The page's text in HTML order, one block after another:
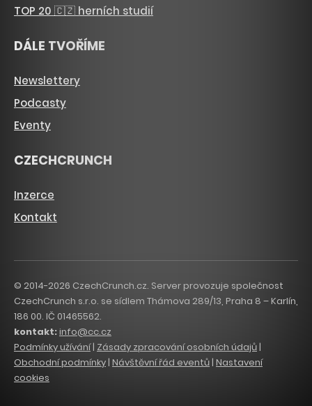
TOP 20 🇨🇿 herních studií
DÁLE TVOŘÍME
Newslettery
Podcasty
Eventy
CZECHCRUNCH
Inzerce
Kontakt
© 2014-2026 CzechCrunch.cz. Server provozuje společnost
CzechCrunch s.r.o. se sídlem Thámova 289/13, Praha 8 – Karlín,
186 00. IČ 01465562.
kontakt:info@cc.cz
Podmínky užívání| Zásady zpracování osobních údajů|
Obchodní podmínky| Návštěvní řád eventů | Nastavení
cookies